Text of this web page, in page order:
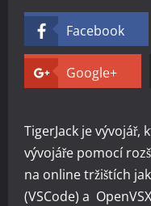
Facebook
Google+
TigerJack je vývojář,
vývojáře pomocí
na online tržištích
(VSCode) a